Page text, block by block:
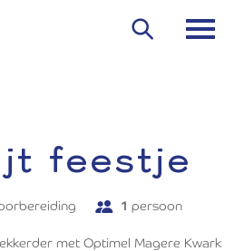
Zoeken
feestje
1 persoon
met Optimel Magere Kwark